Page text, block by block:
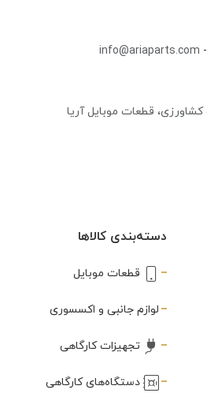
info@ariaparts.com -
کشاورزی، قطعات موبایل آریا
دسته‌بندی کالاها
قطعات موبایل
لوازم جانبی و اکسسوری
تجهیزات کارگاهی
دستگاه‌های کارگاهی